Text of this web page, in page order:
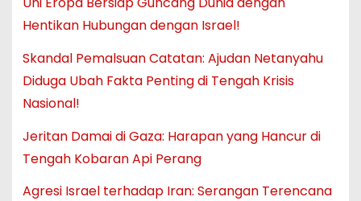
Hentikan Hubungan dengan Israel!
Skandal Pemalsuan Catatan: Ajudan Netanyahu
Diduga Ubah Fakta Penting di Tengah Krisis
Nasional!
Jeritan Damai di Gaza: Harapan yang Hancur di
Tengah Kobaran Api Perang
Agresi Israel terhadap Iran: Serangan Terencana